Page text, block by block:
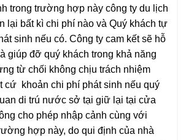
trong trường hợp này công ty du lịch
lại bất kì chi phí nào và Quý khách tự
sinh nếu có. Công ty cam kết sẽ hỗ
giúp đỡ quý khách trong khả năng
từ chối không chịu trách nhiệm
cứ khoản chi phí phát sinh nếu quý
di trú nước sở tại giữ lại tại cửa
cho phép nhập cảnh cùng với
hợp này, do qui định của nhà